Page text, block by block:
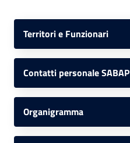
Territori e Funzionari
Contatti personale SABAP
Organigramma